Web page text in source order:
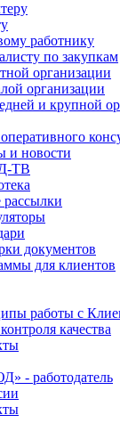
работнику
по закупкам
организации
организации
и крупной
и новости
ТВ
документов
для клиентов
работы с
качества
- работодатель